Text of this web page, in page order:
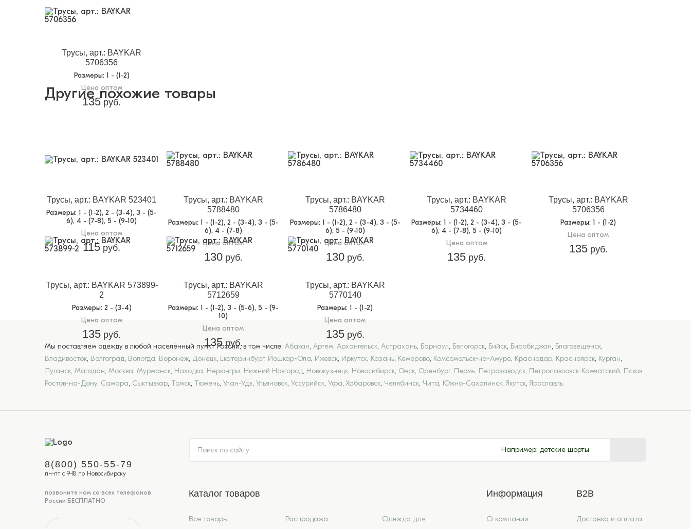
Трусы, арт.: BAYKAR
5706356
Размеры: 1 - (1-2)
Цена оптом
135 руб.
Другие похожие товары
Трусы, арт.: BAYKAR 523401
Размеры: 1 - (1-2), 2 - (3-4), 3 - (5-
6), 4 - (7-8), 5 - (9-10)
Цена оптом
115 руб.
Трусы, арт.: BAYKAR
5788480
Размеры: 1 - (1-2), 2 - (3-4), 3 - (5-
6), 4 - (7-8)
Цена оптом
130руб.
Трусы, арт.: BAYKAR
5786480
Размеры: 1 - (1-2), 2 - (3-4), 3 - (5-
6), 5 - (9-10)
Цена оптом
130руб.
Трусы, арт.: BAYKAR
5734460
Размеры: 1 - (1-2), 2 - (3-4), 3 - (5-
6), 4 - (7-8), 5 - (9-10)
Цена оптом
135 руб.
Трусы, арт.: BAYKAR
5706356
Размеры: 1 - (1-2)
Цена оптом
135руб.
Трусы, арт.: BAYKAR 573899-
2
Размеры: 2 - (3-4)
Цена оптом
135 руб.
Трусы, арт.: BAYKAR
5712659
Размеры: 1 - (1-2), 3 - (5-6), 5 - (9-
10)
Цена оптом
135руб.
Трусы, арт.: BAYKAR
5770140
Размеры: 1 - (1-2)
Цена оптом
135руб.
Мы поставляем одежду в любой населённый пункт России, в том числе: Абакан, Артем, Архангельск, Астрахань, Барнаул, Белогорск, Бийск, Биробиджан, Благовещенск,
Владивосток, Волгоград, Вологда, Воронеж, Донецк, Екатеринбург, Йошкар-Ола, Ижевск, Иркутск, Казань, Кемерово, Комсомольск-на-Амуре, Краснодар, Красноярск, Курган,
Луганск, Магадан, Москва, Мурманск, Находка, Нерюнгри, Нижний Новгород, Новокузнецк, Новосибирск, Омск, Оренбург, Пермь, Петрозаводск, Петропавловск-Камчатский, Псков,
Ростов-на-Дону, Самара, Сыктывкар, Томск, Тюмень, Улан-Удэ, Ульяновск, Уссурийск, Уфа, Хабаровск, Челябинск, Чита, Южно-Сахалинск, Якутск, Ярославль
8(800) 550-55-79
пн-пт с 9-18 по Новосибирску
позвоните нам со всех телефонов
России БЕСПЛАТНО
Например: детские шорты
Каталог товаров
Все товары
Распродажа
Одежда для
Информация
О компании
B2B
Доставка и оплата